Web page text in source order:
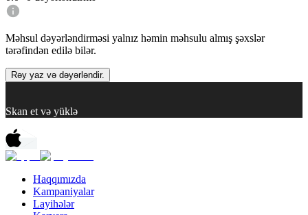
Məhsul dəyərləndirməsi yalnız həmin məhsulu almış şəxslər
tərəfindən edilə bilər.
Rəy yaz və dəyərləndir.
Skan et və yüklə
Haqqımızda
Kampaniyalar
Layihələr